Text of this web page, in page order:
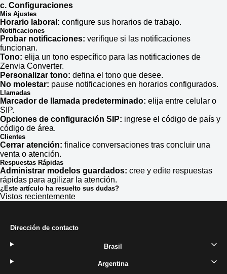
c. Configuraciones
Mis Ajustes
Horario laboral: configure sus horarios de trabajo.
Notificaciones
Probar notificaciones: verifique si las notificaciones
funcionan.
Tono: elija un tono específico para las notificaciones de
Zenvia Converter.
Personalizar tono: defina el tono que desee.
No molestar: pause notificaciones en horarios configurados.
Llamadas
Marcador de llamada predeterminado: elija entre celular o
SIP.
Opciones de configuración SIP: ingrese el código de país y
código de área.
Clientes
Cerrar atención: finalice conversaciones tras concluir una
venta o atención.
Respuestas Rápidas
Administrar modelos guardados: cree y edite respuestas
rápidas para agilizar la atención.
¿Este artículo ha resuelto sus dudas?
Vistos recientemente
Dirección de contacto
Brasil
Argentina